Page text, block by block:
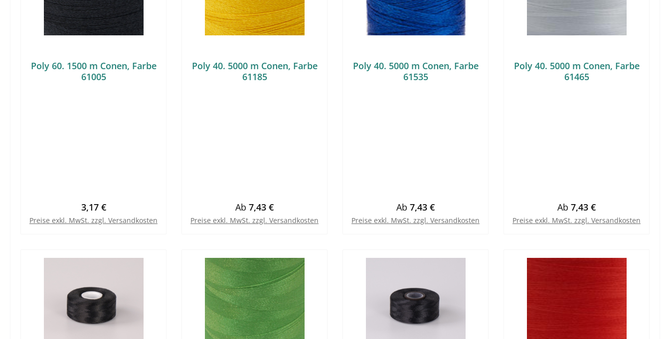
Poly 60. 1500 m Conen, Farbe
61005
Regulärer Preis:
3,17 €
Preise exkl. MwSt. zzgl. Versandkosten
Poly 40. 5000 m Conen, Farbe
61185
Regulärer Preis:
Ab 7,43 €
Preise exkl. MwSt. zzgl. Versandkosten
Poly 40. 5000 m Conen, Farbe
61535
Regulärer Preis:
Ab 7,43 €
Preise exkl. MwSt. zzgl. Versandkosten
Poly 40. 5000 m Conen, Farbe
61465
Regulärer Preis:
Ab 7,43 €
Preise exkl. MwSt. zzgl. Versandkosten